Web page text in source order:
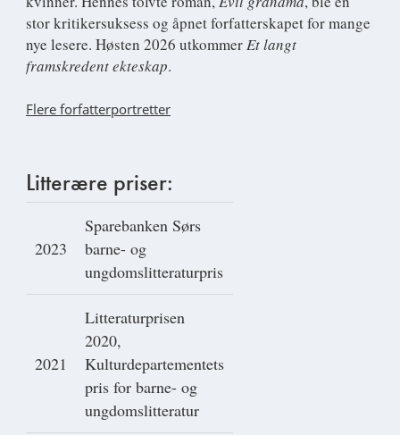
stor kritikersuksess og åpnet forfatterskapet for mange
nye lesere. Høsten 2026 utkommerEt langt
framskredent ekteskap.
Flere forfatterportretter
Litterære priser:
2023
Sparebanken Sørs
barne- og
ungdomslitteraturpris
2021
Litteraturprisen
2020,
Kulturdepartementets
pris for barne- og
ungdomslitteratur